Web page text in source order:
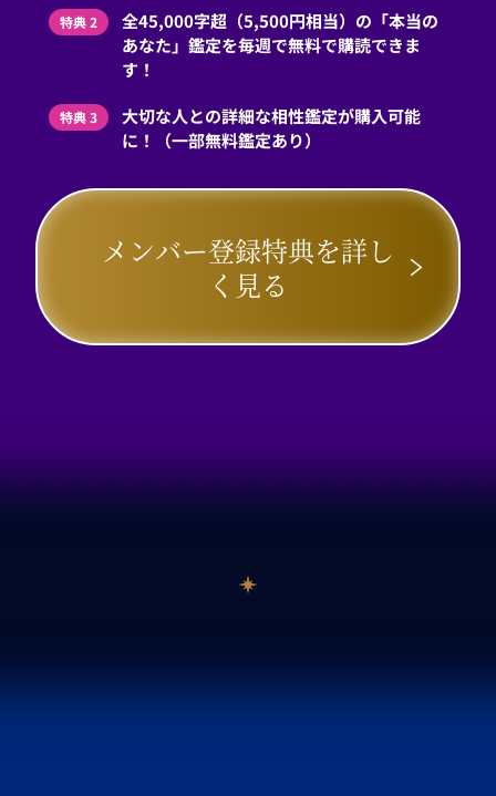
特典 2
全45,000字超（5,500円相当）の「本当の
あなた」鑑定を毎週で無料で購読できま
す！
特典 3
大切な人との詳細な相性鑑定が購入可能
に！（一部無料鑑定あり）
メンバー登録特典を詳し
く見る